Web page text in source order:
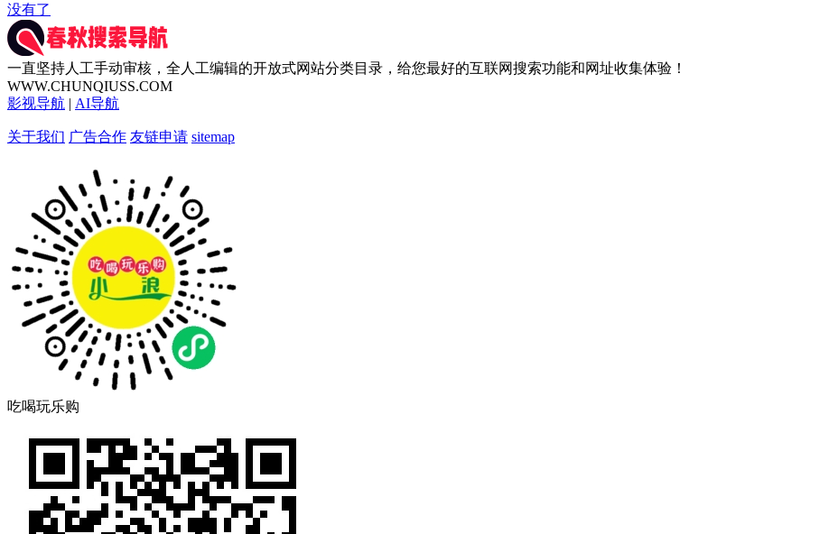
没有了
一直坚持人工手动审核，全人工编辑的开放式网站分类目录，给您最好的互联网搜索功能和网址收集体验！
WWW.CHUNQIUSS.COM
影视导航 | AI导航
关于我们 广告合作 友链申请 sitemap
吃喝玩乐购